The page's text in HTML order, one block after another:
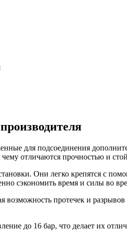
для подсоединения
отличаются прочностью и
Они легко крепятся с
сэкономить время и силы во
протечек и
до 16 бар, что делает их